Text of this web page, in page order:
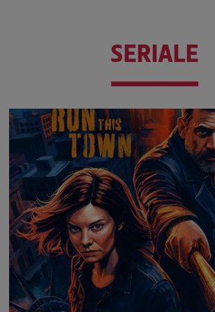
SERIALE